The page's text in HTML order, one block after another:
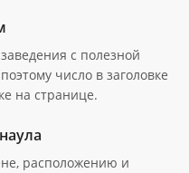
с полезной
число в заголовке
на странице.
расположению и